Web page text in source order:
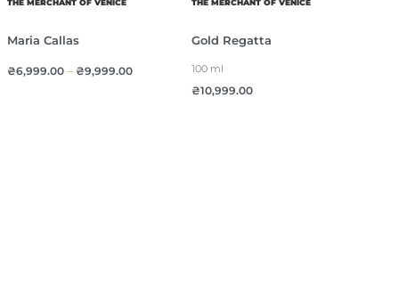
THE MERCHANT OF VENICE
Maria Callas
₴6,999.00– ₴9,999.00
THE MERCHANT OF VENICE
Gold Regatta
100 ml
₴10,999.00